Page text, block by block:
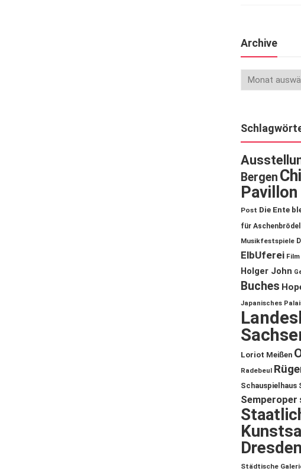
Archive
Bergen
Post Die Ente
für Aschenbrödel
Musikfestspiele
ElbUferei Film
Holger John
Buches
Japanisches
Loriot Meißen
Radebeul
Schauspielhaus
Semperoper
Dresden
Städtische